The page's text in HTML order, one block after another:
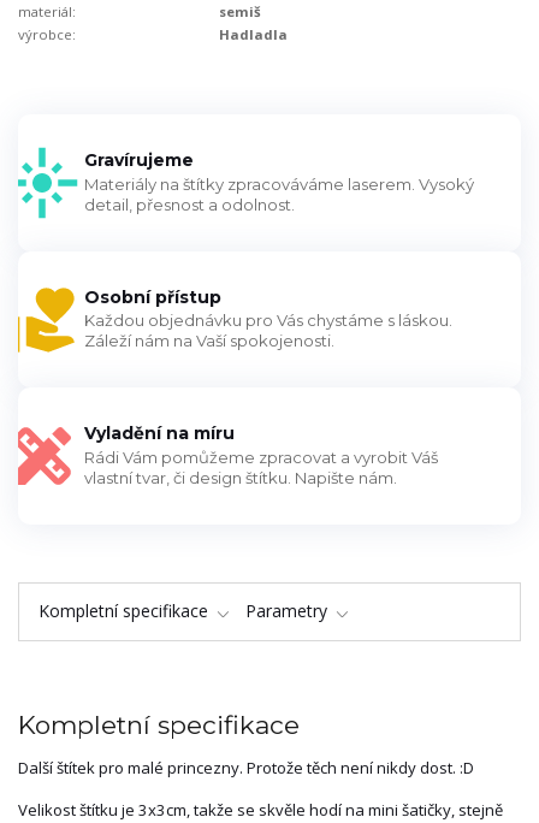
materiál:
semiš
výrobce:
Hadladla
Gravírujeme
Materiály na štítky zpracováváme laserem. Vysoký
detail, přesnost a odolnost.
Osobní přístup
Každou objednávku pro Vás chystáme s láskou.
Záleží nám na Vaší spokojenosti.
Vyladění na míru
Rádi Vám pomůžeme zpracovat a vyrobit Váš
vlastní tvar, či design štítku. Napište nám.
Kompletní specifikace Parametry
Kompletní specifikace
Další štítek pro malé princezny. Protože těch není nikdy dost. :D
Velikost štítku je 3x3cm, takže se skvěle hodí na mini šatičky, stejně